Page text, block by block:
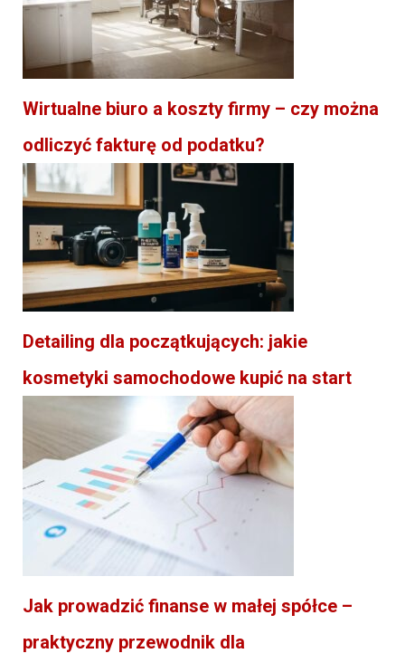
Wirtualne biuro a koszty firmy – czy można
odliczyć fakturę od podatku?
Detailing dla początkujących: jakie
kosmetyki samochodowe kupić na start
Jak prowadzić finanse w małej spółce –
praktyczny przewodnik dla